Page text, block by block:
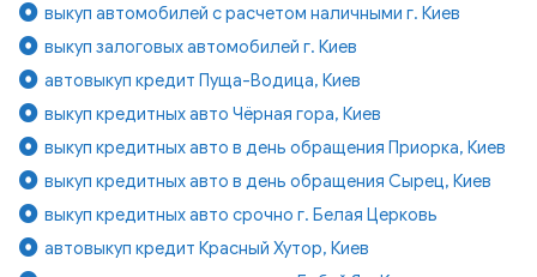
выкуп автомобилей с расчетом наличными г. Киев
выкуп залоговых автомобилей г. Киев
автовыкуп кредит Пуща-Водица, Киев
выкуп кредитных авто Чёрная гора, Киев
выкуп кредитных авто в день обращения Приорка, Киев
выкуп кредитных авто в день обращения Сырец, Киев
выкуп кредитных авто срочно г. Белая Церковь
автовыкуп кредит Красный Хутор, Киев